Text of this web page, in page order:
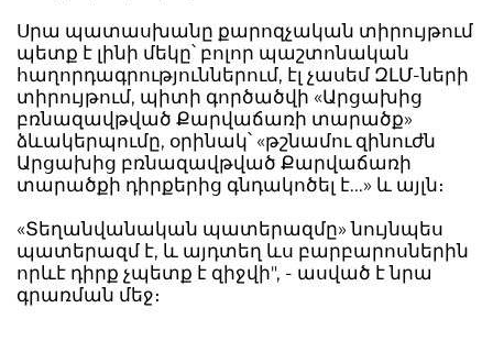
Սրա պատասխանը քարոզչական տիրույթում
պետք է լինի մեկը՝ բոլոր պաշտոնական
հաղորդագրություններում, էլ չասեմ ԶԼՄ-ների
տիրույթում, պիտի գործածվի «Արցախից
բռնազավթված Քարվաճառի տարածք»
ձևակերպումը, օրինակ՝ «թշնամու զինուժն
Արցախից բռնազավթված Քարվաճառի
տարածքի դիրքերից գնդակոծել է...» և այլն։
«Տեղանվանական պատերազմը» նույնպես
պատերազմ է, և այդտեղ ևս բարբարոսներին
որևէ դիրք չպետք է զիջվի", - ասված է նրա
գրառման մեջ։